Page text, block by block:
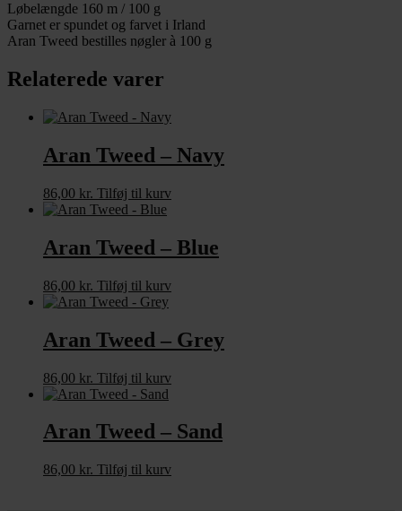
Løbelængde 160 m / 100 g
Garnet er spundet og farvet i Irland
Aran Tweed bestilles nøgler à 100 g
Relaterede varer
Aran Tweed – Navy
86,00 kr. Tilføj til kurv
Aran Tweed – Blue
86,00 kr. Tilføj til kurv
Aran Tweed – Grey
86,00 kr. Tilføj til kurv
Aran Tweed – Sand
86,00 kr. Tilføj til kurv